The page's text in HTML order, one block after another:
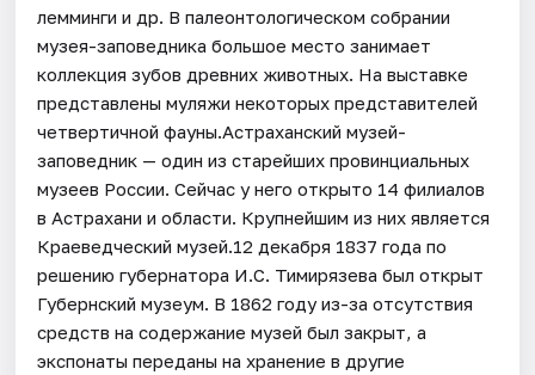
лемминги и др. В палеонтологическом собрании
музея-заповедника большое место занимает
коллекция зубов древних животных. На выставке
представлены муляжи некоторых представителей
четвертичной фауны.Астраханский музей-
заповедник — один из старейших провинциальных
музеев России. Сейчас у него открыто 14 филиалов
в Астрахани и области. Крупнейшим из них является
Краеведческий музей.12 декабря 1837 года по
решению губернатора И.С. Тимирязева был открыт
Губернский музеум. В 1862 году из-за отсутствия
средств на содержание музей был закрыт, а
экспонаты переданы на хранение в другие